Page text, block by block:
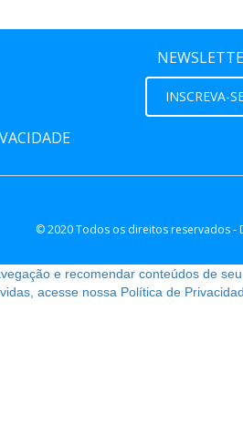
INSCREVA-
© 2020 Todos os direitos reservados -
e recomendar conteúdos de
acesse nossa Política de